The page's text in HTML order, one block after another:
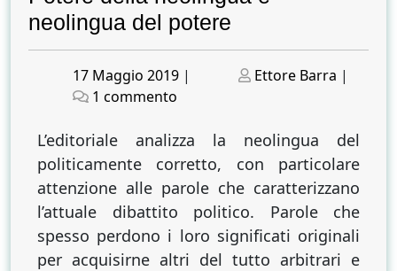
neolingua del potere
Posted
on
17 Maggio 2019 |
Posted
Ettore Barra |
1 commento
della
neolingua
e
neolingua
del
potere
L’editoriale analizza la neolingua del
politicamente corretto, con particolare
attenzione alle parole che caratterizzano
l’attuale dibattito politico. Parole che
spesso perdono i loro significati originali
per acquisirne altri del tutto arbitrari e